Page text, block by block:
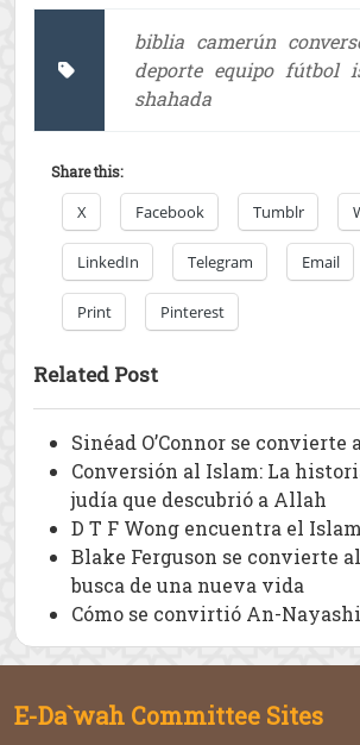
biblia camerún
deporte equipo fútbol
shahada
Share this:
X Facebook Tumblr
LinkedIn Telegram Email
Print Pinterest
Related Post
Sinéad O’Connor se convierte
Conversión al Islam: La
judía que descubrió a Allah
D T F Wong encuentra el Islam
Blake Ferguson se convierte
busca de una nueva vida
Cómo se convirtió An-
E-Da`wah Committee Sites